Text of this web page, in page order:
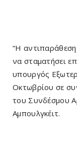
“Η
να σταματήσει
υπουργός
Οκτωβρίου σε
του Συνδέσμου
Αμπουλγκέιτ.